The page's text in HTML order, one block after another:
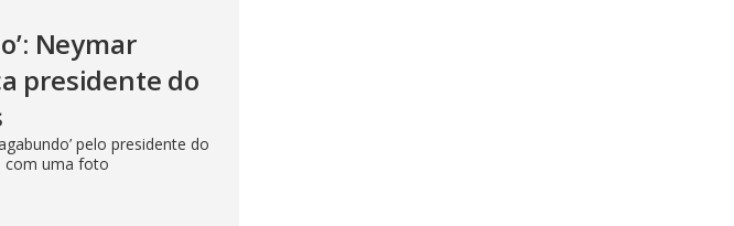
Neymar
presidente do
pelo presidente do
com uma foto